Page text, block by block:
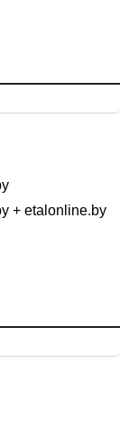
+ etalonline.by